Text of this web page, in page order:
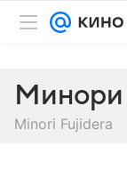
Минори
Minori Fujidera